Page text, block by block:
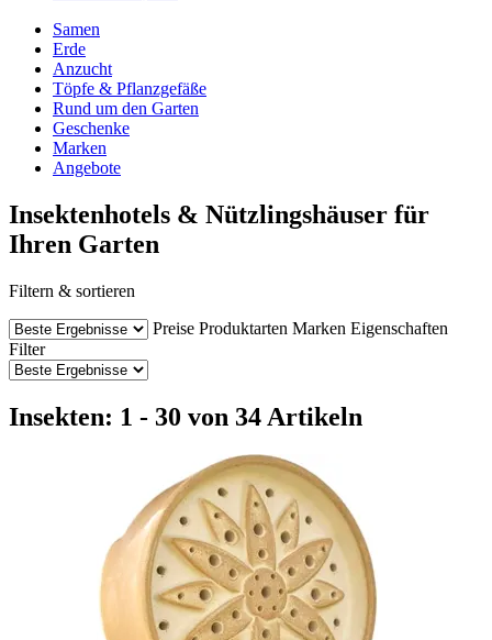
Samen
Erde
Anzucht
Töpfe & Pflanzgefäße
Rund um den Garten
Geschenke
Marken
Angebote
Insektenhotels & Nützlingshäuser für
Ihren Garten
Filtern & sortieren
Preise Produktarten Marken Eigenschaften
Filter
Insekten: 1 - 30 von 34 Artikeln